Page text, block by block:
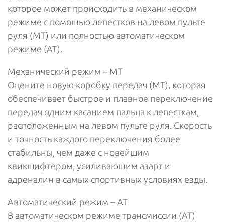
которое может происходить в механическом
режиме с помощью лепестков на левом пульте
руля (МТ) или полностью автоматическом
режиме (AT).
Механический режим – MT
Оцените новую коробку передач (MT), которая
обеспечивает быстрое и плавное переключение
передач одним касанием пальца к лепесткам,
расположенным на левом пульте руля. Скорость
и точность каждого переключения более
стабильны, чем даже с новейшим
квикшифтером, усиливающим азарт и
адреналин в самых спортивных условиях езды.
Автоматический режим – AT
В автоматическом режиме трансмиссии (AT)